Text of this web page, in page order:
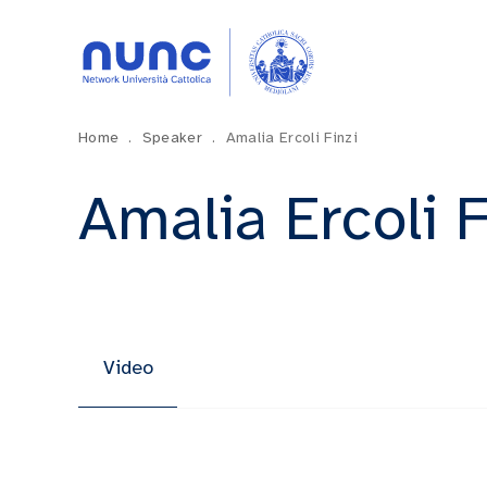
Home . Speaker . Amalia Ercoli Finzi
Amalia Ercoli
Video